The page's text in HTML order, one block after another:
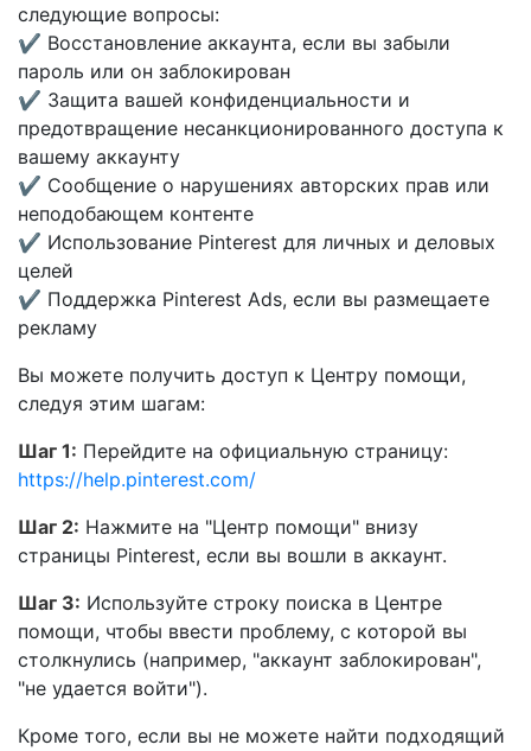
следующие вопросы:
✔ Восстановление аккаунта, если вы забыли
пароль или он заблокирован
✔ Защита вашей конфиденциальности и
предотвращение несанкционированного доступа к
вашему аккаунту
✔ Сообщение о нарушениях авторских прав или
неподобающем контенте
✔ Использование Pinterest для личных и деловых
целей
✔ Поддержка Pinterest Ads, если вы размещаете
рекламу
Вы можете получить доступ к Центру помощи,
следуя этим шагам:
Шаг 1: Перейдите на официальную страницу:
https://help.pinterest.com/
Шаг 2: Нажмите на "Центр помощи" внизу
страницы Pinterest, если вы вошли в аккаунт.
Шаг 3: Используйте строку поиска в Центре
помощи, чтобы ввести проблему, с которой вы
столкнулись (например, "аккаунт заблокирован",
"не удается войти").
Кроме того, если вы не можете найти подходящий